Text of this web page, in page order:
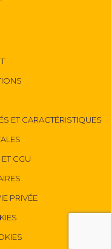
ET CARACTÉRISTIQUES
CGU
PRIVÉE